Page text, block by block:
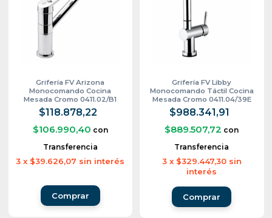
Grifería FV Arizona
Monocomando Cocina
Mesada Cromo 0411.02/B1
$118.878,22
$106.990,40 con
Transferencia
3 x $39.626,07 sin interés
Grifería FV Libby
Monocomando Táctil Cocina
Mesada Cromo 0411.04/39E
$988.341,91
$889.507,72 con
Transferencia
3 x $329.447,30 sin
interés